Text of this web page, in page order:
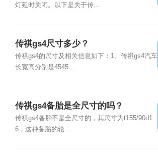
灯延时关闭。以下是关于传...
传祺gs4尺寸多少？
传祺gs4的尺寸及相关信息如下：1、传祺gs4汽车
长宽高分别是4545...
传祺gs4备胎是全尺寸的吗？
传祺gs4备胎不是全尺寸的，其尺寸为t155/90d1
6，这种备胎的轮...